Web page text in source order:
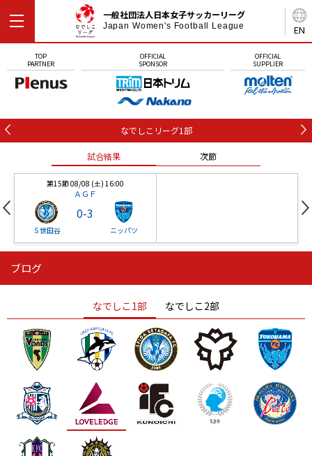
EN
一般社団法人日本女子サッカーリーグ
Japan Women's Football League
TOP
PARTNER
OFFICIAL
SPONSOR
OFFICIAL
SUPPLIER
なでしこリーグ1部
試合結果 次節
第15節 08/08 (土) 16:00
ＡＧＦ
Ｓ世田谷
0-3
ニッパツ
ニッパツ
ニッパツ 名古屋
石人の星
静岡 愛媛Ｌ
ブログ
なでしこ1部 なでしこ2部